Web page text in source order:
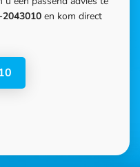
en kom direct